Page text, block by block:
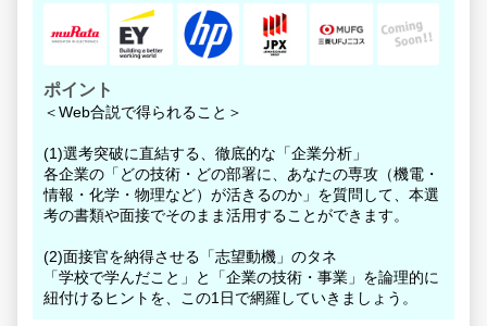
2）様々な業界の企業が登壇
⇒様々な業界を比べることで、自分に合いそうな企業・業
界を再度見つけられる
3）双方向型コミュニケーションがメインの座談会形式
手に入れられる
4）当日話すのは、各企業が「学生にキャリアの参考にし
てほしい」と選んだ優秀な社員
雰囲気を体現しているロールモデル！
「実体験」の重要性を身をもって体感している方にこそ、
ポイント
＜Web合説で得られること＞
(1)選考突破に直結する、徹底的な「企業分析」
各企業の「どの技術・どの部署に、あなたの専攻（機電・
情報・化学・物理など）が活きるのか」を質問して、本選
考の書類や面接でそのまま活用することができます。
(2)面接官を納得させる「志望動機」のタネ
「学校で学んだこと」と「企業の技術・事業」を論理的に
紐付けるヒントを、この1日で網羅していきましょう。